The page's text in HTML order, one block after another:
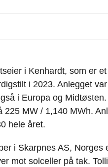
i Kenhardt, som er
i 2023. Anlegget
i Europa og
MW / 1,140 MWh.
hele året.
i Skarpnes AS, Norges
mot solceller på tak.